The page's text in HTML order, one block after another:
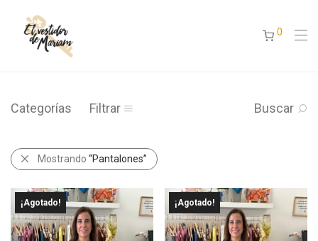
0
Categorías Filtrar Buscar
Mostrando “Pantalones”
¡Agotado! ¡Agotado!